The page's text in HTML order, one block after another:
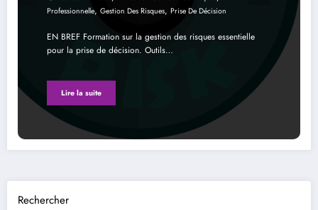
Professionnelle, Gestion Des Risques, Prise De Décision
EN BREF Formation sur la gestion des risques essentielle
pour la prise de décision. Outils…
Lire la suite
Rechercher